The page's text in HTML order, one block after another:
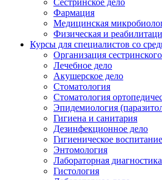
Сестринское дело
Фармация
Медицинская
Физическая и
Курсы для специалистов со
Организация
Лечебное дело
Акушерское дело
Стоматология
Стоматология
Эпидемиология
Гигиена и санитария
Дезинфекционное дело
Гигиеническое воспитание
Энтомология
Лабораторная диагностика
Гистология